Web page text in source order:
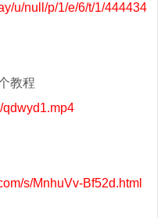
u/null/p/1/e/6/t/1/444434
教程
qdwyd1.mp4
s/MnhuVv-Bf52d.html